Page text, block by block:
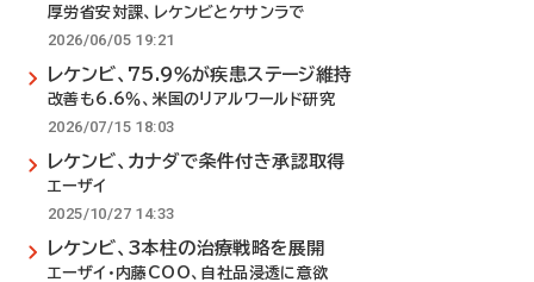
厚労省安対課、レケンビとケサンラで
2026/06/05 19:21
レケンビ、75.9％が疾患ステージ維持
改善も6.6％、米国のリアルワールド研究
2026/07/15 18:03
レケンビ、カナダで条件付き承認取得
エーザイ
2025/10/27 14:33
レケンビ、3本柱の治療戦略を展開
エーザイ・内藤COO、自社品浸透に意欲